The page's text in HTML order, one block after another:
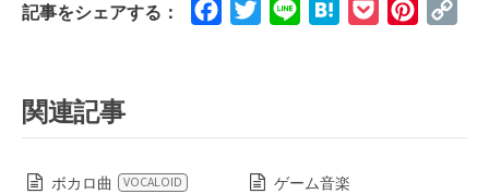
記事をシェアする： FacebookTwitterLine HatenaPocket
関連記事
ボカロ曲 VOCALOID
ゲーム音楽